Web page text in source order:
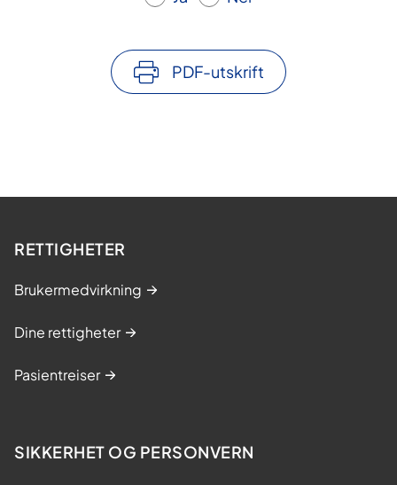
PDF-utskrift
RETTIGHETER
Brukermedvirkning
Dine rettigheter
Pasientreiser
SIKKERHET OG PERSONVERN